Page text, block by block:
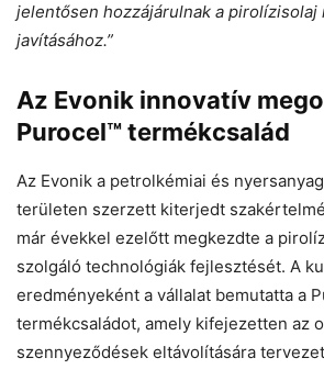
jelentősen hozzájárulnak a pirolízisolaj
javításához.”
Az Evonik innovatív
Purocel™ termékcsalád
Az Evonik a petrolkémiai és
területen szerzett kiterjedt
már évekkel ezelőtt megkezdte a
szolgáló technológiák fejlesztését. A
eredményeként a vállalat bemutatta a
termékcsaládot, amely kifejezetten az
szennyeződések eltávolítására